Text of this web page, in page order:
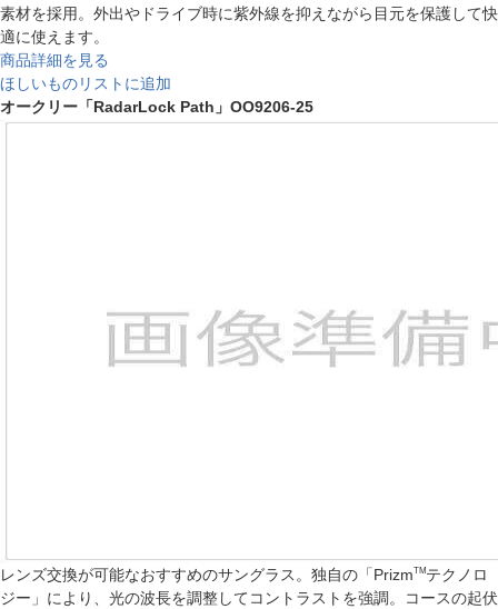
素材を採用。外出やドライブ時に紫外線を抑えながら目元を保護して快
適に使えます。
商品詳細を見る
ほしいものリストに追加
オークリー「RadarLock Path」OO9206-25
レンズ交換が可能なおすすめのサングラス。独自の「PrizmTMテクノロ
ジー」により、光の波長を調整してコントラストを強調。コースの起伏